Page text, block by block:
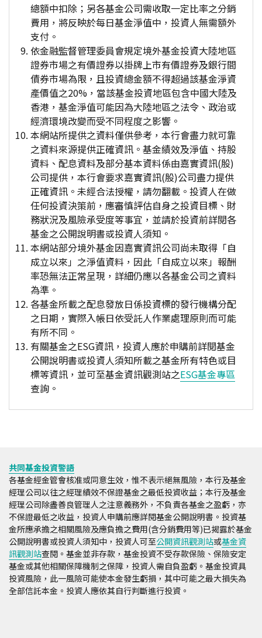
總額中扣除；另各基金公司需收取一定比率之分銷
費用，將反映於每日基金淨值中，投資人無需額外
支付。
依金融監督管理委員會規定境外基金投資大陸地區
證券市場之有價證券以掛牌上市有價證券及銀行間
債券市場為限，且投資總金額不得超過該基金淨資
產價值之20%，當該基金投資地區包含中國大陸及
香港，基金淨值可能因為大陸地區之法令、政治或
經濟環境改變而受不同程度之影響。
本網站所提供之資料僅供參考，本行會盡力就可靠
之資料來源提供正確資訊。基金績效及淨值、持股
資料、配息資料及部分基本資料係由嘉實資訊(股)
公司提供，本行會要求嘉實資訊(股)公司盡力提供
正確資訊。未經合法授權，請勿翻載。投資人在做
任何投資決策前，應審慎評估自身之投資目標、財
務狀況及風險承受度等事宜，並請於投資前詳閱各
基金之公開說明書或投資人須知。
本網站部分境外基金因嘉實資訊公司尚未取得「自
成立以來」之淨值資料，因此「自成立以來」報酬
率恐無法正常呈現，詳細仍應以各基金公司之資料
為準。
各基金所載之配息發放日係投資標的發行機構分配
之日期，實際入帳日依受託人作業處理原則而可能
有所不同。
有關基金之ESG資訊，投資人應於申購前詳閱基金
公開說明書或投資人須知所載之基金所有特色或目
標等資訊，並可至基金資訊觀測站之ESG基金專區
查詢。
共同基金投資警語
各基金經金管會核准或同意生效，惟不表示絕無風險，本行及基金
經理公司以往之經理績效不保證基金之最低投資收益；本行及基金
經理公司除盡善良管理人之注意義務外，不負責各基金之盈虧，亦
不保證最低之收益，投資人申購前應詳閱基金公開說明書。投資基
金所應承擔之相關風險及應負擔之費用(含分銷費用等)已揭露於基金
公開說明書或投資人須知中，投資人可至公開資訊觀測站或基金資
訊觀測站查閱。基金並非存款，基金投資不受存款保險、保險安定
基金或其他相關保障機制之保障，投資人需自負盈虧。基金投資具
投資風險，此一風險可能使本金發生虧損，其中可能之最大損失為
全部信託本金。投資人應依其自行判斷進行投資。